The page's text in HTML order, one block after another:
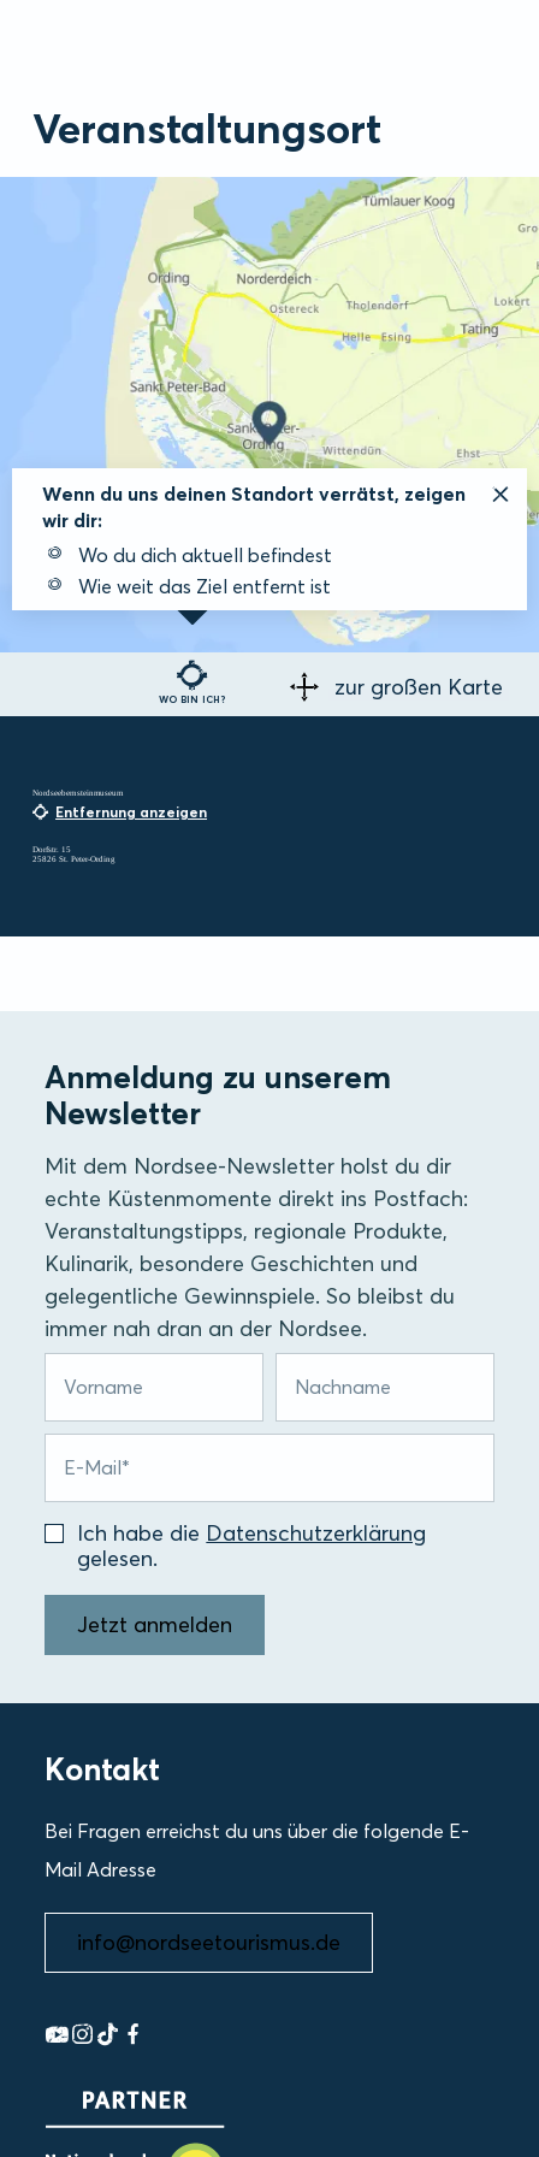
Veranstaltungsort
WO BIN ICH?
Wenn du uns deinen Standort verrätst, zeigen
wir dir:
Wo du dich aktuell befindest
Wie weit das Ziel entfernt ist
zur großen Karte
Nordseebernsteinmuseum
Entfernung anzeigen
Dorfstr. 15
25826 St. Peter-Ording
Anmeldung zu unserem
Newsletter
Mit dem Nordsee-Newsletter holst du dir
echte Küstenmomente direkt ins Postfach:
Veranstaltungstipps, regionale Produkte,
Kulinarik, besondere Geschichten und
gelegentliche Gewinnspiele. So bleibst du
immer nah dran an der Nordsee.
Ich habe die Datenschutzerklärung
gelesen.
Jetzt anmelden
Kontakt
Bei Fragen erreichst du uns über die folgende E-
Mail Adresse
info@nordseetourismus.de